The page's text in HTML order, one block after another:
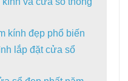
kính đẹp phổ biến
lắp đặt cửa sổ